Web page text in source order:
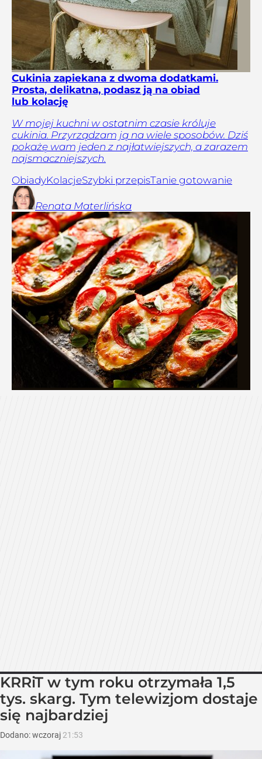
Cukinia zapiekana z dwoma dodatkami.
Prosta, delikatna, podasz ją na obiad
lub kolację
W mojej kuchni w ostatnim czasie króluje
cukinia. Przyrządzam ją na wiele sposobów. Dziś
pokażę wam jeden z najłatwiejszych, a zarazem
najsmaczniejszych.
ObiadyKolacjeSzybki przepisTanie gotowanie
Renata Materlińska
KRRiT w tym roku otrzymała 1,5
tys. skarg. Tym telewizjom dostaje
się najbardziej
Dodano:wczoraj 21:53